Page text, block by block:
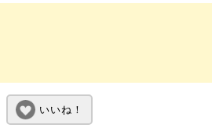
いいね！